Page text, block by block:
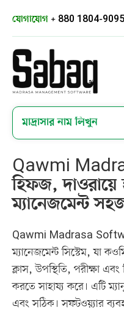
যোগাযোগ + 880 1804-
Qawmi
হিফজ, দাওরায়ে
ম্যানেজমেন্ট
Qawmi Madrasa
ম্যানেজমেন্ট সিস্টেম, যা
ক্লাস, উপস্থিতি, পরীক্ষা
করতে সাহায্য করে। এটি ম্যানুয়াল পদ্ধতির চেয়ে দ্রুত, নিরাপদ
এবং সঠিক। সফটওয়্যার